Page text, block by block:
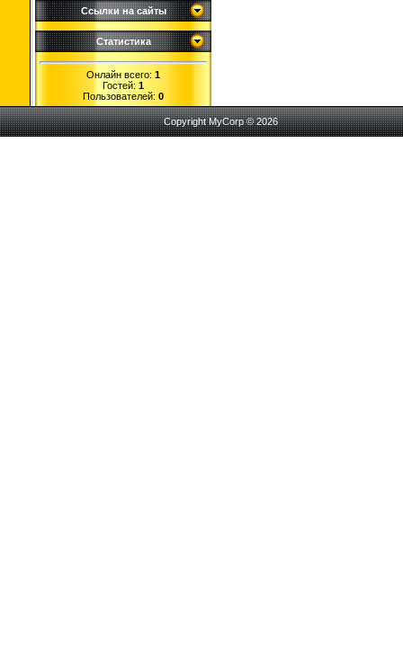
Ссылки на сайты
Статистика
Онлайн всего: 1
Гостей: 1
Пользователей: 0
Copyright MyCorp © 2026